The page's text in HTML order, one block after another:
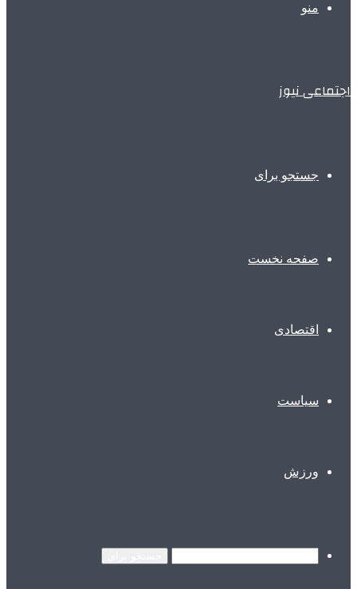
منو
اجتماعی نیوز
جستجو برای
صفحه نخست
اقتصادی
سیاست
ورزش